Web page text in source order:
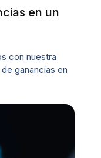
en un
con nuestra
ganancias en